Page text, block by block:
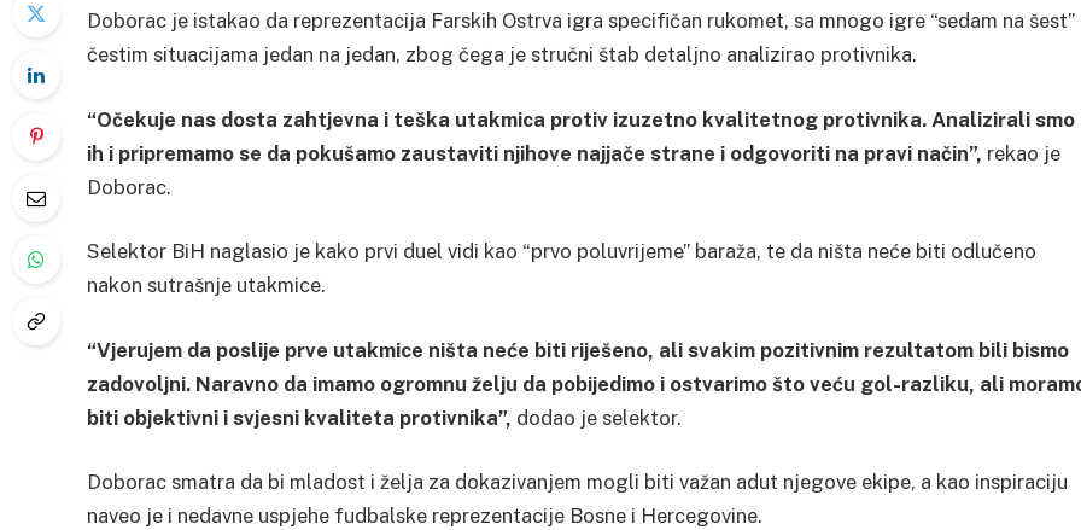
Doborac je istakao da reprezentacija Farskih Ostrva igra specifičan rukomet, sa mnogo igre “sedam na šest”
čestim situacijama jedan na jedan, zbog čega je stručni štab detaljno analizirao protivnika.
“Očekuje nas dosta zahtjevna i teška utakmica protiv izuzetno kvalitetnog protivnika. Analizirali smo
ih i pripremamo se da pokušamo zaustaviti njihove najjače strane i odgovoriti na pravi način”, rekao je
Doborac.
Selektor BiH naglasio je kako prvi duel vidi kao “prvo poluvrijeme” baraža, te da ništa neće biti odlučeno
nakon sutrašnje utakmice.
“Vjerujem da poslije prve utakmice ništa neće biti riješeno, ali svakim pozitivnim rezultatom bili bismo
zadovoljni. Naravno da imamo ogromnu želju da pobijedimo i ostvarimo što veću gol-razliku, ali
biti objektivni i svjesni kvaliteta protivnika”, dodao je selektor.
Doborac smatra da bi mladost i želja za dokazivanjem mogli biti važan adut njegove ekipe, a kao inspiraciju
naveo je i nedavne uspjehe fudbalske reprezentacije Bosne i Hercegovine.